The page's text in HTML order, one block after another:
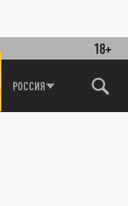
18+
РОССИЯ